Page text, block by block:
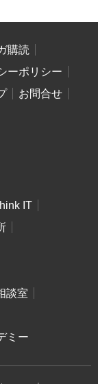
購読
ーポリシー
お問合せ
IT
談室
ミー